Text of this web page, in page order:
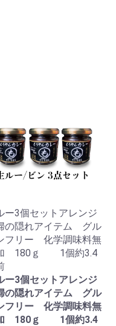
ー3個セットアレンジ
の隠れアイテム グル
フリー 化学調味料無
180ｇ 1個約3.4
ー3個セットアレンジ
の隠れアイテム グル
フリー 化学調味料無
180ｇ 1個約3.4